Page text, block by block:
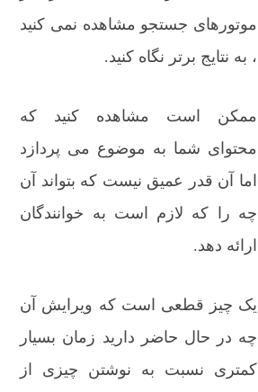
موتورهای جستجو مشاهده نمی کنید
، به نتایج برتر نگاه کنید.
ممکن است مشاهده کنید که
محتوای شما به موضوع می پردازد
اما آن قدر عمیق نیست که بتواند آن
چه را که لازم است به خوانندگان
ارائه دهد.
یک چیز قطعی است که ویرایش آن
چه در حال حاضر دارید زمان بسیار
کمتری نسبت به نوشتن چیزی از